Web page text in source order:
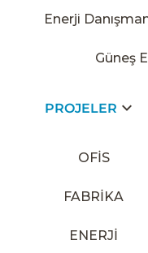
Enerji
Güneş
PROJELER
OFİS
FABRİKA
ENERJİ